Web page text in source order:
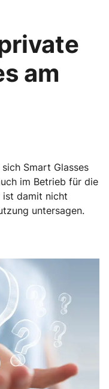
am
Smart Glasses
im Betrieb für die
ist damit nicht
untersagen.